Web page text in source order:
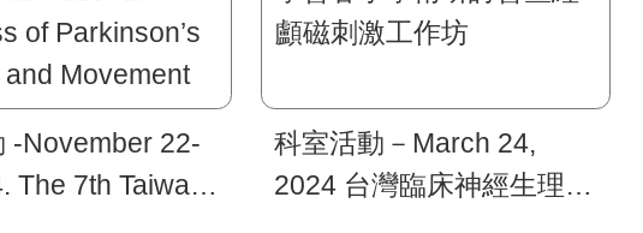
-November 22-
The 7th Taiwan
科室活動－March 24,
2024 台灣臨床神經生理學